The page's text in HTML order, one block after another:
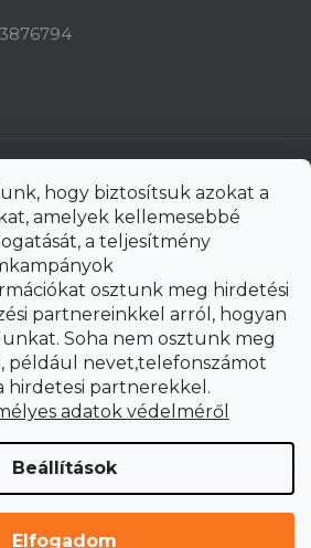
hogy biztosítsuk azokat a
amelyek kellemesebbé
a teljesítmény
osztunk meg hirdetési
partnereinkkel arról, hogyan
Soha nem osztunk meg
például nevet,telefonszámot
hirdetesi partnerekkel.
adatok védelméről
Beállítások
Elfogadom
Premium készítette
szerkesztése